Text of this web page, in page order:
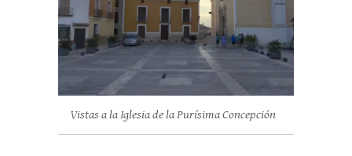
Vistas a la Iglesia de la Purísima Concepción